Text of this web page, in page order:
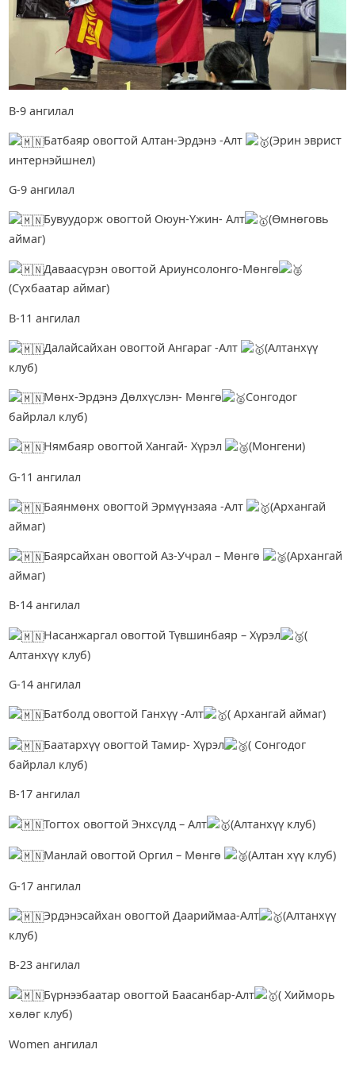
В-9 ангилал
Батбаяр овогтой Алтан-Эрдэнэ -Алт
(Эрин эврист
интернэйшнел)
G-9 ангилал
Бувуудорж овогтой Оюун-Үжин- Алт
(Өмнөговь
аймаг)
Даваасүрэн овогтой Ариунсолонго-Мөнгө
(Сүхбаатар аймаг)
В-11 ангилал
Далайсайхан овогтой Ангараг -Алт
(Алтанхүү
клуб)
Мөнх-Эрдэнэ Дөлхүслэн- Мөнгө
Сонгодог
байрлал клуб)
Нямбаяр овогтой Хангай- Хүрэл
(Монгени)
G-11 ангилал
Баянмөнх овогтой Эрмүүнзаяа -Алт
(Архангай
аймаг)
Баярсайхан овогтой Аз-Учрал – Мөнгө
(Архангай
аймаг)
В-14 ангилал
Насанжаргал овогтой Түвшинбаяр – Хүрэл
(
Алтанхүү клуб)
G-14 ангилал
Батболд овогтой Ганхүү -Алт
( Архангай аймаг)
Баатархүү овогтой Тамир- Хүрэл
( Сонгодог
байрлал клуб)
В-17 ангилал
Тогтох овогтой Энхсүлд – Алт
(Алтанхүү клуб)
Манлай овогтой Оргил – Мөнгө (Алтан хүү клуб)
G-17 ангилал
Эрдэнэсайхан овогтой Даариймаа-Алт
(Алтанхүү
клуб)
В-23 ангилал
Бүрнээбаатар овогтой Баасанбар-Алт
( Хийморь
хөлөг клуб)
Women ангилал